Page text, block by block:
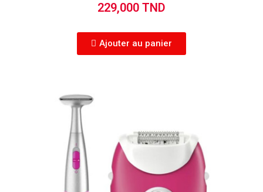
229,000 TND
Ajouter au panier